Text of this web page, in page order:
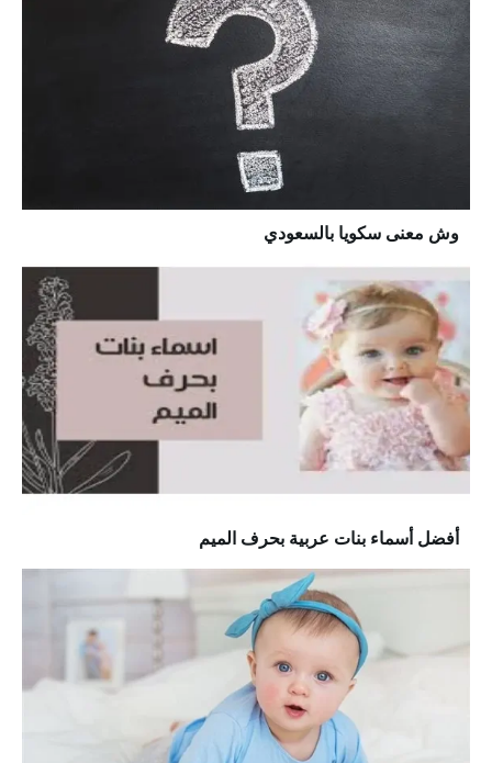
وش معنى سكويا بالسعودي
أفضل أسماء بنات عربية بحرف الميم